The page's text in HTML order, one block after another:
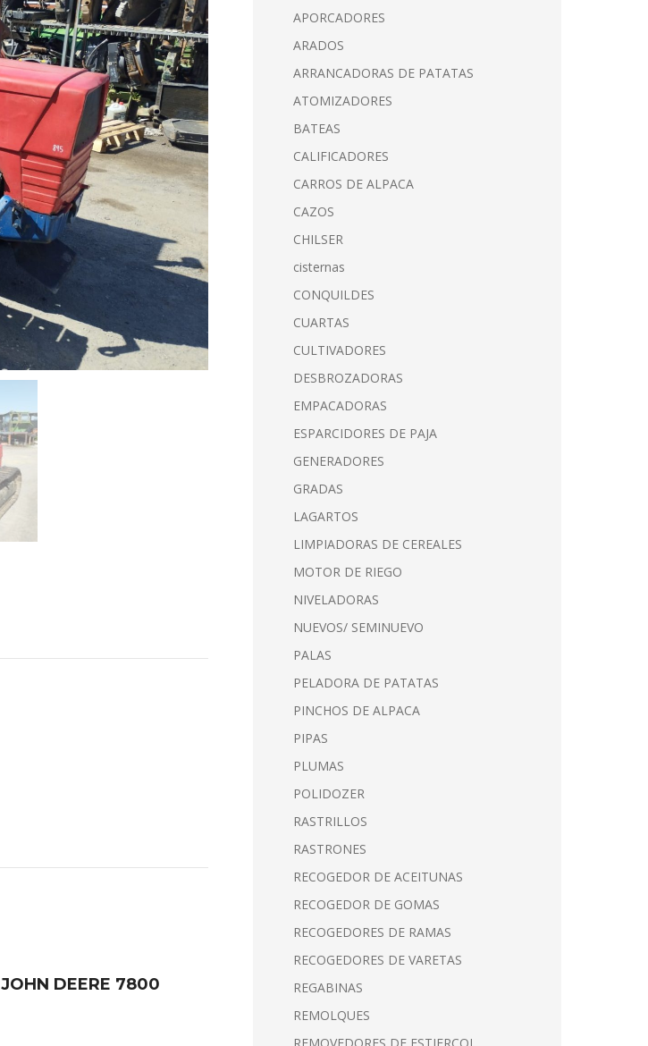
JOHN DEERE 7800
APORCADORES
ARADOS
ARRANCADORAS DE PATATAS
ATOMIZADORES
BATEAS
CALIFICADORES
CARROS DE ALPACA
CAZOS
CHILSER
cisternas
CONQUILDES
CUARTAS
CULTIVADORES
DESBROZADORAS
EMPACADORAS
ESPARCIDORES DE PAJA
GENERADORES
GRADAS
LAGARTOS
LIMPIADORAS DE CEREALES
MOTOR DE RIEGO
NIVELADORAS
NUEVOS/ SEMINUEVO
PALAS
PELADORA DE PATATAS
PINCHOS DE ALPACA
PIPAS
PLUMAS
POLIDOZER
RASTRILLOS
RASTRONES
RECOGEDOR DE ACEITUNAS
RECOGEDOR DE GOMAS
RECOGEDORES DE RAMAS
RECOGEDORES DE VARETAS
REGABINAS
REMOLQUES